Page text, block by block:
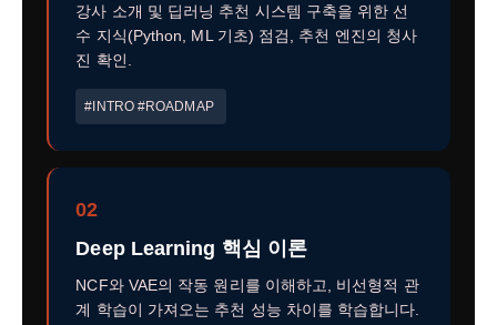
강사 소개 및 딥러닝 추천 시스템 구축을 위한 선
수 지식(Python, ML 기초) 점검, 추천 엔진의 청사
진 확인.
#INTRO #ROADMAP
02
Deep Learning 핵심 이론
NCF와 VAE의 작동 원리를 이해하고, 비선형적 관
계 학습이 가져오는 추천 성능 차이를 학습합니다.